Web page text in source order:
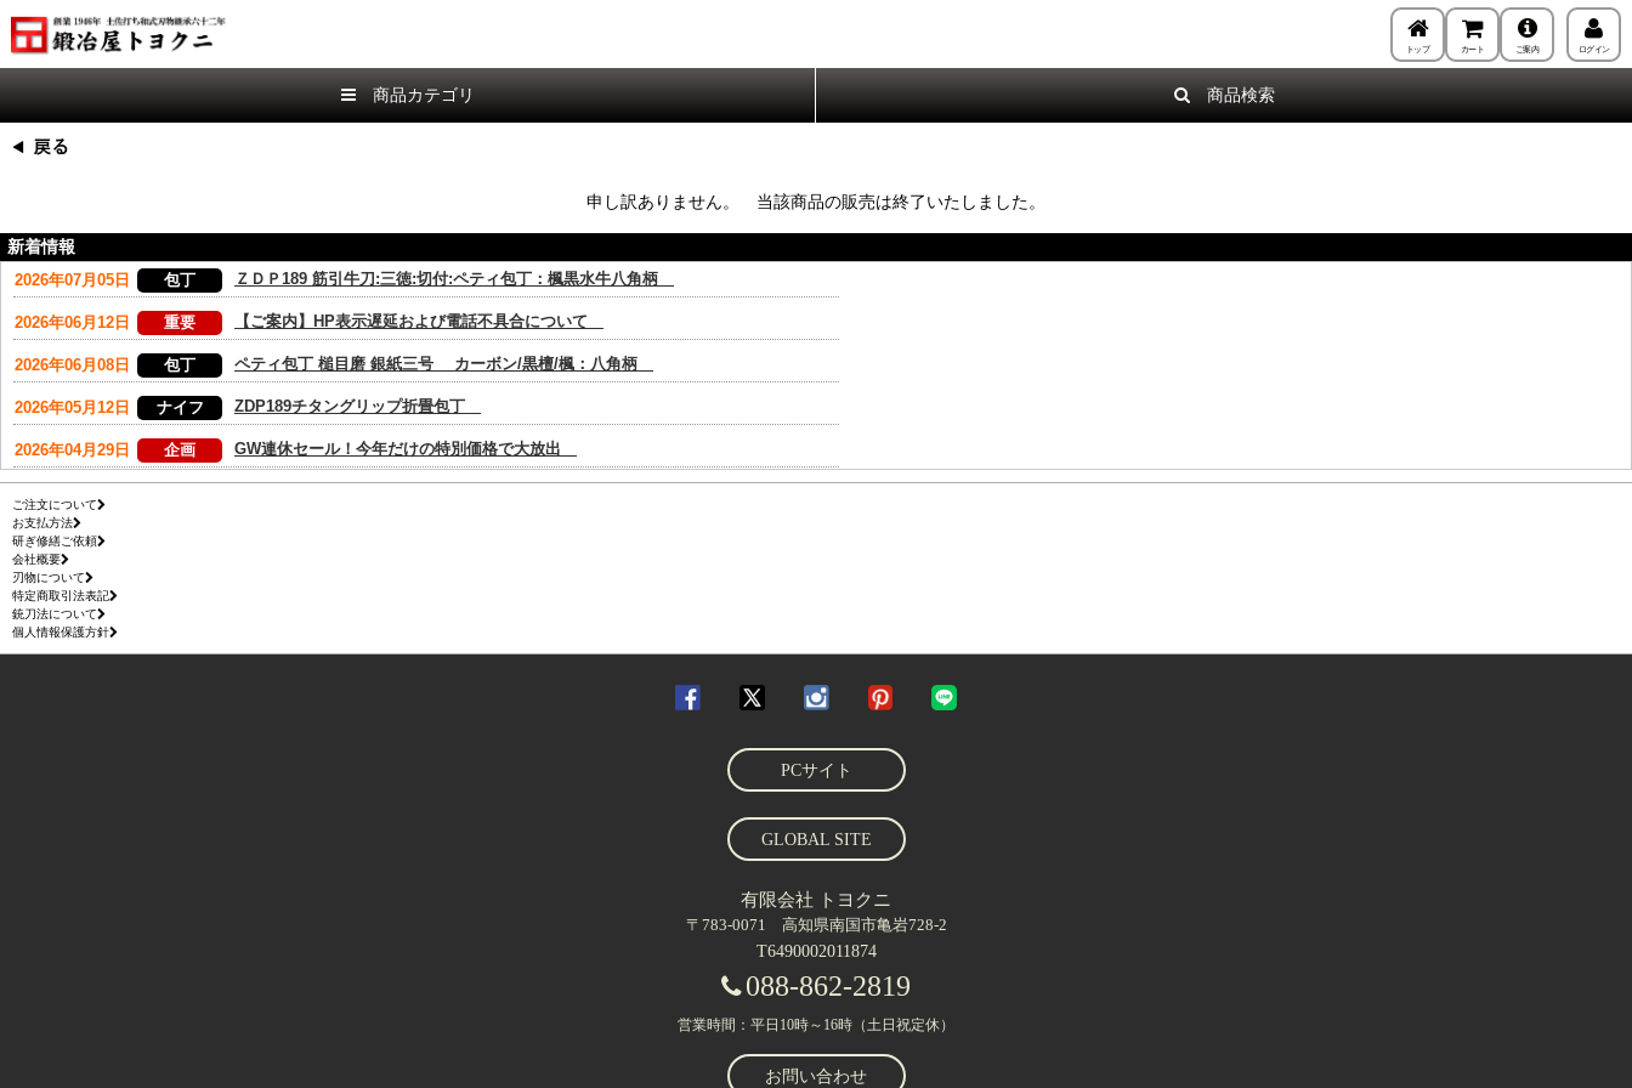
トップ カート ご案内 ログイン
商品カテゴリ 商品検索
申し訳ありません。 当該商品の販売は終了いたしました。
新着情報
ご注文について
お支払方法
研ぎ修繕ご依頼
会社概要
刃物について
特定商取引法表記
銃刀法について
個人情報保護方針
PCサイト
GLOBAL SITE
有限会社 トヨクニ
〒783-0071 高知県南国市亀岩728-2
T6490002011874
088-862-2819
営業時間：平日10時～16時（土日祝定休）
お問い合わせ